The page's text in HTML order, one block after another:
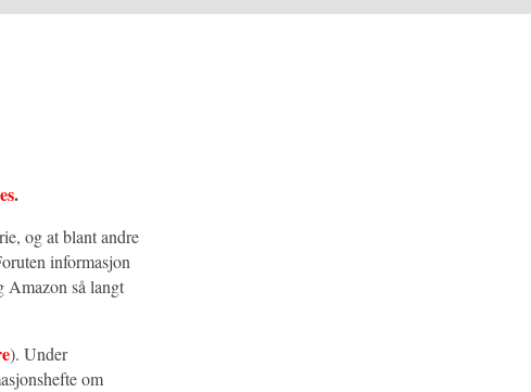
.
og at blant andre
informasjon
Amazon så langt
). Under
om